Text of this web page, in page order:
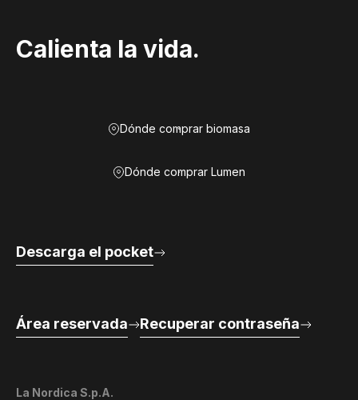
Calienta la vida.
Dónde comprar biomasa
Dónde comprar Lumen
La Nordica S.p.A.
Descarga el pocket
Área reservada Recuperar contraseña